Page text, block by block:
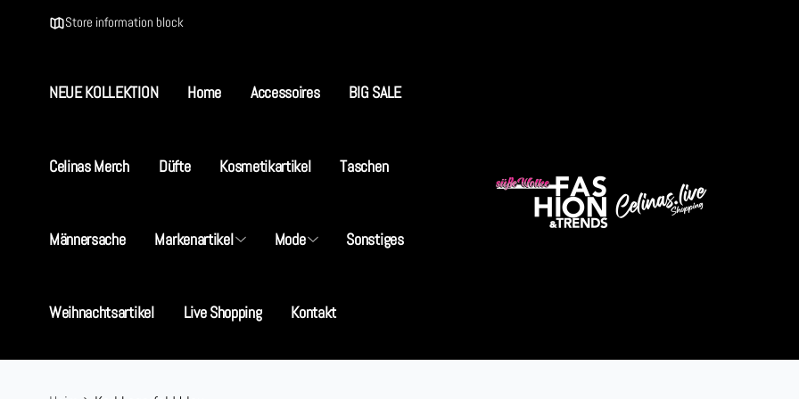
Store information block
NEUE KOLLEKTION Home Accessoires BIG SALE
Celinas Merch Düfte Kosmetikartikel Taschen
Männersache Markenartikel Mode Sonstiges
Weihnachtsartikel Live Shopping Kontakt
Deutschland